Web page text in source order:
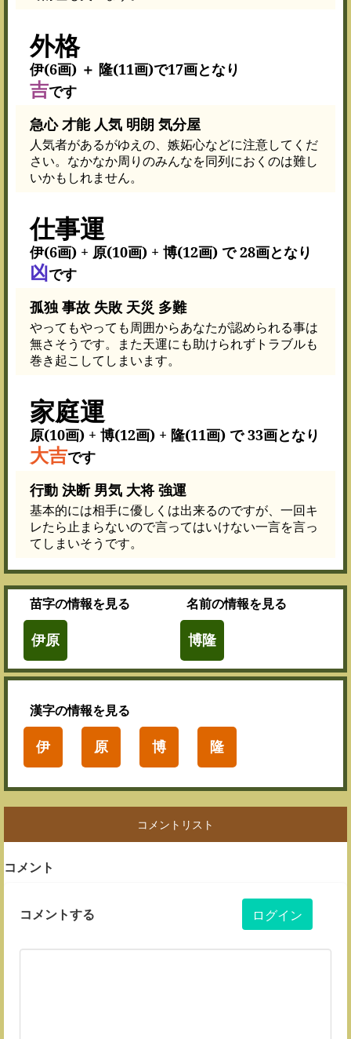
外格
伊(6画) ＋ 隆(11画)で17画となり
吉です
急心 才能 人気 明朗 気分屋
人気者があるがゆえの、嫉妬心などに注意してくだ
さい。なかなか周りのみんなを同列におくのは難し
いかもしれません。
仕事運
伊(6画) + 原(10画) + 博(12画) で 28画となり
凶です
孤独 事故 失敗 天災 多難
やってもやっても周囲からあなたが認められる事は
無さそうです。また天運にも助けられずトラブルも
巻き起こしてしまいます。
家庭運
原(10画) + 博(12画) + 隆(11画) で 33画となり
大吉です
行動 決断 男気 大将 強運
基本的には相手に優しくは出来るのですが、一回キ
レたら止まらないので言ってはいけない一言を言っ
てしまいそうです。
苗字の情報を見る
伊原
名前の情報を見る
博隆
漢字の情報を見る
伊 原 博 隆
コメントリスト
コメント
コメントする ログイン